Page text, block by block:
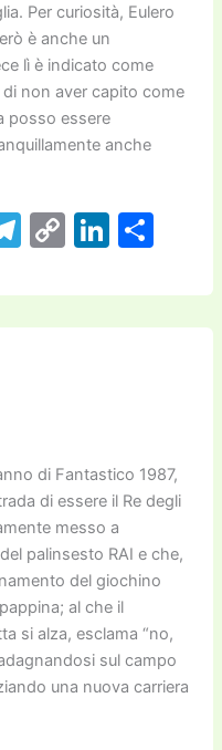
Per curiosità, Eulero
è anche un
lì è indicato come
non aver capito come
posso essere
anche
T
e
gr
C
p
y
Li
k
e
C
n
di
di Fantastico 1987,
di essere il Re degli
messo a
palinsesto RAI e che,
del giochino
al che il
si alza, esclama “no,
sul campo
una nuova carriera